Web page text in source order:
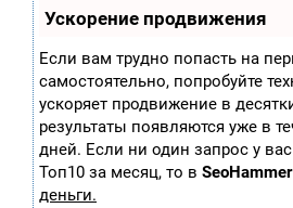
Ускорение продвижения
Если вам трудно попасть на
самостоятельно, попробуйте
ускоряет продвижение в
результаты появляются уже в
дней. Если ни один запрос у
Топ10 за месяц, то в SeoHammer
деньги.